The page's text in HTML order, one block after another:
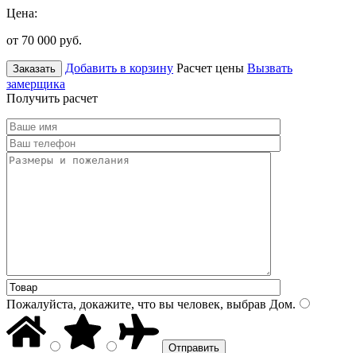
Цена:
от 70 000 руб.
Заказать Добавить в корзину Расчет цены Вызвать
замерщика
Получить расчет
Пожалуйста, докажите, что вы человек, выбрав Дом.